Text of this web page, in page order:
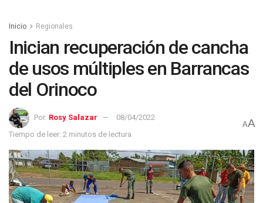
Inicio Regionales
Inician recuperación de cancha
de usos múltiples en Barrancas
del Orinoco
Por: Rosy Salazar
08/04/2022
Tiempo de leer: 2 minutos de lectura
AA